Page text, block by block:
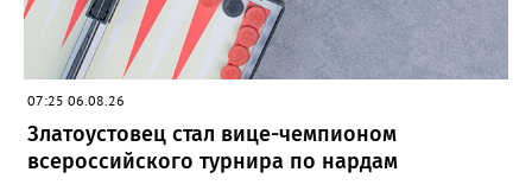
07:25 06.08.26
Златоустовец стал вице-чемпионом
всероссийского турнира по нардам